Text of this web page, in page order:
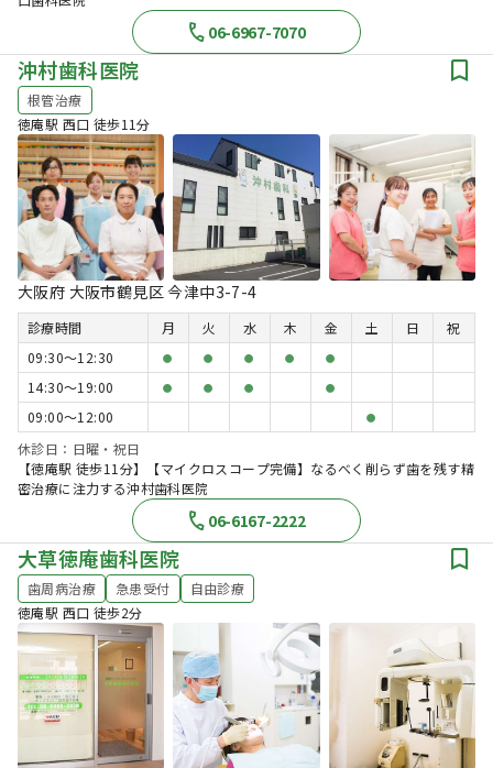
06-6967-7070
沖村歯科医院
根管治療
徳庵駅 西口 徒歩11分
大阪府 大阪市鶴見区 今津中3-7-4
診療時間 月 火 水 木 金 土 日
祝
09:30〜12:30
● ● ● ● ●
14:30〜19:00 ● ● ● ●
09:00〜12:00 ●
休診日：日曜・祝日
【徳庵駅 徒歩11分】【マイクロスコープ完備】なるべく削らず歯を残す精
密治療に注力する沖村歯科医院
06-6167-2222
大草徳庵歯科医院
歯周病治療 急患受付
自由診療
徳庵駅 西口 徒歩2分